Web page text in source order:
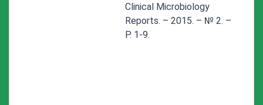
Clinical Microbiology
Reports. – 2015. – № 2. –
P. 1-9.